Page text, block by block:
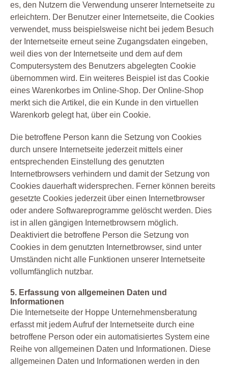
es, den Nutzern die Verwendung unserer Internetseite zu
erleichtern. Der Benutzer einer Internetseite, die Cookies
verwendet, muss beispielsweise nicht bei jedem Besuch
der Internetseite erneut seine Zugangsdaten eingeben,
weil dies von der Internetseite und dem auf dem
Computersystem des Benutzers abgelegten Cookie
übernommen wird. Ein weiteres Beispiel ist das Cookie
eines Warenkorbes im Online-Shop. Der Online-Shop
merkt sich die Artikel, die ein Kunde in den virtuellen
Warenkorb gelegt hat, über ein Cookie.
Die betroffene Person kann die Setzung von Cookies
durch unsere Internetseite jederzeit mittels einer
entsprechenden Einstellung des genutzten
Internetbrowsers verhindern und damit der Setzung von
Cookies dauerhaft widersprechen. Ferner können bereits
gesetzte Cookies jederzeit über einen Internetbrowser
oder andere Softwareprogramme gelöscht werden. Dies
ist in allen gängigen Internetbrowsern möglich.
Deaktiviert die betroffene Person die Setzung von
Cookies in dem genutzten Internetbrowser, sind unter
Umständen nicht alle Funktionen unserer Internetseite
vollumfänglich nutzbar.
5. Erfassung von allgemeinen Daten und
Informationen
Die Internetseite der Hoppe Unternehmensberatung
erfasst mit jedem Aufruf der Internetseite durch eine
betroffene Person oder ein automatisiertes System eine
Reihe von allgemeinen Daten und Informationen. Diese
allgemeinen Daten und Informationen werden in den